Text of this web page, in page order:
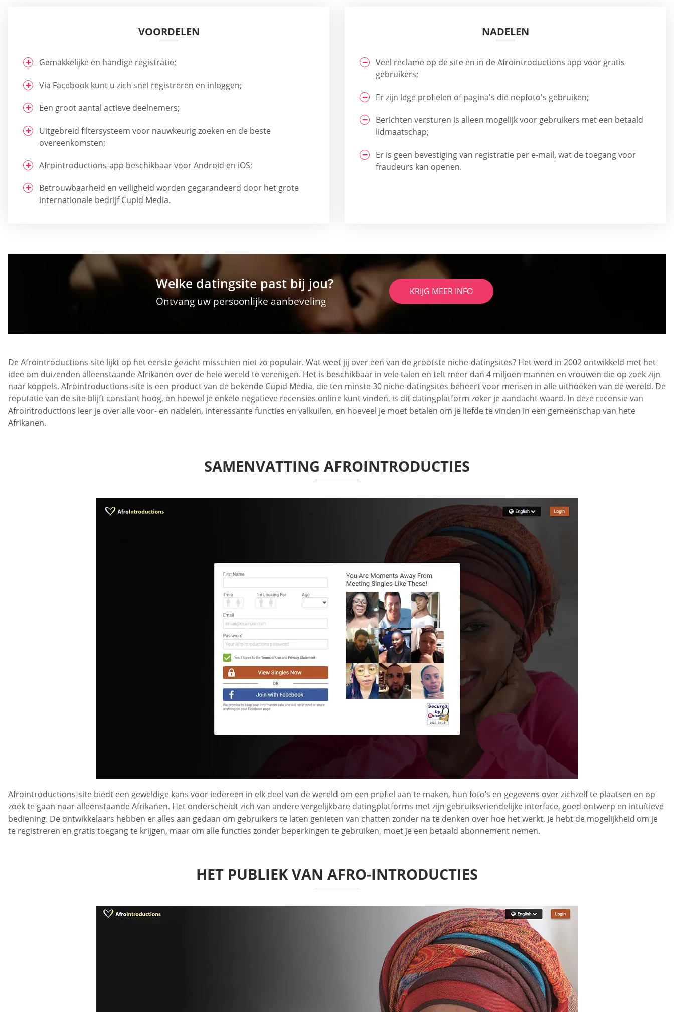
VOORDELEN
Gemakkelijke en handige registratie;
Via Facebook kunt u zich snel registreren en inloggen;
Een groot aantal actieve deelnemers;
Uitgebreid filtersysteem voor nauwkeurig zoeken en de beste
overeenkomsten;
Afrointroductions-app beschikbaar voor Android en iOS;
Betrouwbaarheid en veiligheid worden gegarandeerd door het grote
internationale bedrijf Cupid Media.
NADELEN
Veel reclame op de site en in de Afrointroductions app voor gratis
gebruikers;
Er zijn lege profielen of pagina's die nepfoto's gebruiken;
Berichten versturen is alleen mogelijk voor gebruikers met een betaald
lidmaatschap;
Er is geen bevestiging van registratie per e-mail, wat de toegang voor
fraudeurs kan openen.
Welke datingsite past bij jou?
Ontvang uw persoonlijke aanbeveling
KRIJG MEER INFO
De Afrointroductions-site lijkt op het eerste gezicht misschien niet zo populair. Wat weet jij over een van de grootste niche-datingsites? Het werd in 2002 ontwikkeld met het
idee om duizenden alleenstaande Afrikanen over de hele wereld te verenigen. Het is beschikbaar in vele talen en telt meer dan 4 miljoen mannen en vrouwen die op zoek zijn
naar koppels. Afrointroductions-site is een product van de bekende Cupid Media, die ten minste 30 niche-datingsites beheert voor mensen in alle uithoeken van de wereld. De
reputatie van de site blijft constant hoog, en hoewel je enkele negatieve recensies online kunt vinden, is dit datingplatform zeker je aandacht waard. In deze recensie van
Afrointroductions leer je over alle voor- en nadelen, interessante functies en valkuilen, en hoeveel je moet betalen om je liefde te vinden in een gemeenschap van hete
Afrikanen.
SAMENVATTING AFROINTRODUCTIES
Afrointroductions-site biedt een geweldige kans voor iedereen in elk deel van de wereld om een profiel aan te maken, hun foto’s en gegevens over zichzelf te plaatsen en op
zoek te gaan naar alleenstaande Afrikanen. Het onderscheidt zich van andere vergelijkbare datingplatforms met zijn gebruiksvriendelijke interface, goed ontwerp en intuïtieve
bediening. De ontwikkelaars hebben er alles aan gedaan om gebruikers te laten genieten van chatten zonder na te denken over hoe het werkt. Je hebt de mogelijkheid om je
te registreren en gratis toegang te krijgen, maar om alle functies zonder beperkingen te gebruiken, moet je een betaald abonnement nemen.
HET PUBLIEK VAN AFRO-INTRODUCTIES